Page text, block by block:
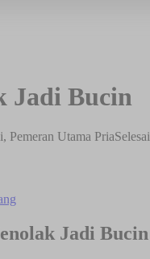
Jadi Bucin
Pemeran Utama PriaSelesai
Jadi Bucin